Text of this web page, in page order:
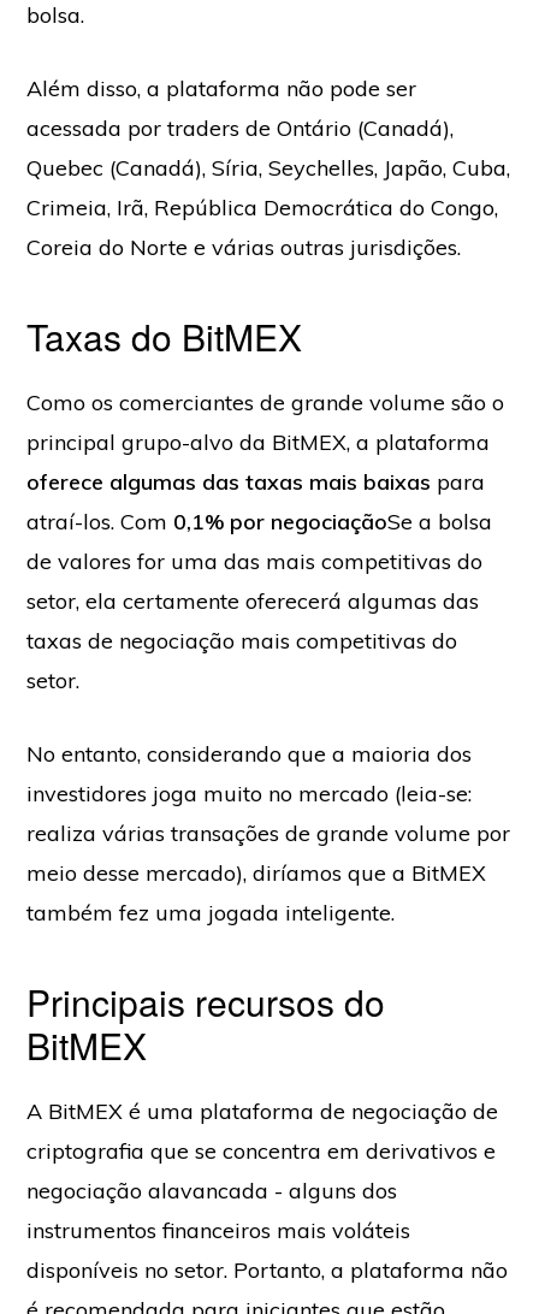
bolsa.
Além disso, a plataforma não pode ser
acessada por traders de Ontário (Canadá),
Quebec (Canadá), Síria, Seychelles, Japão, Cuba,
Crimeia, Irã, República Democrática do Congo,
Coreia do Norte e várias outras jurisdições.
Taxas do BitMEX
Como os comerciantes de grande volume são o
principal grupo-alvo da BitMEX, a plataforma
oferece algumas das taxas mais baixas para
atraí-los. Com 0,1% por negociaçãoSe a bolsa
de valores for uma das mais competitivas do
setor, ela certamente oferecerá algumas das
taxas de negociação mais competitivas do
setor.
No entanto, considerando que a maioria dos
investidores joga muito no mercado (leia-se:
realiza várias transações de grande volume por
meio desse mercado), diríamos que a BitMEX
também fez uma jogada inteligente.
Principais recursos do
BitMEX
A BitMEX é uma plataforma de negociação de
criptografia que se concentra em derivativos e
negociação alavancada - alguns dos
instrumentos financeiros mais voláteis
disponíveis no setor. Portanto, a plataforma não